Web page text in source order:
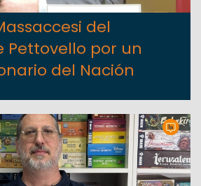
del
Pettovello por un
del Nación